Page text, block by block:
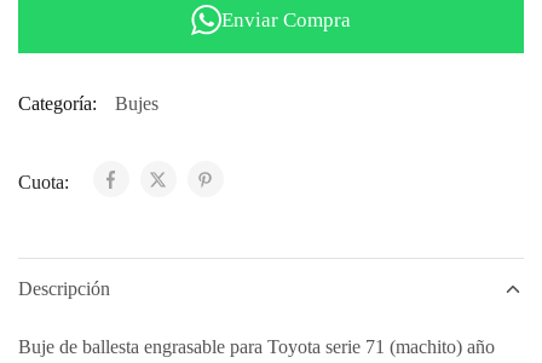
Enviar Compra
Categoría: Bujes
Cuota:
Descripción
Buje de ballesta engrasable para Toyota serie 71 (machito) año